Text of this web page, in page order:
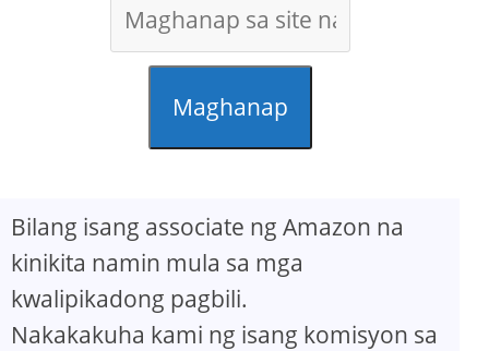
Maghanap
Bilang isang associate ng Amazon na
kinikita namin mula sa mga
kwalipikadong pagbili.
Nakakakuha kami ng isang komisyon sa